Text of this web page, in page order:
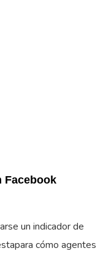
Facebook
un indicador de
cómo agentes